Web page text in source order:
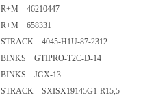
R+M 46210447
R+M 658331
STRACK 4045-H1U-87-2312
BINKS GTIPRO-T2C-D-14
BINKS JGX-13
STRACK SXISX19145G1-R15,5